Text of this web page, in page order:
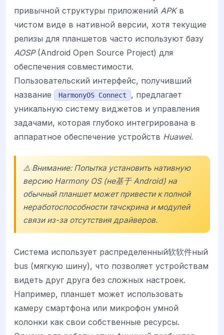
привычной структуры приложений APKв
чистом виде в нативной версии, хотя текущие
релизы для планшетов часто используют базу
AOSP(Android Open Source Project) для
обеспечения совместимости.
Пользовательский интерфейс, получивший
название
HarmonyOS Connect
, предлагает
уникальную систему виджетов и управления
задачами, которая глубоко интегрирована в
аппаратное обеспечение устройств Huawei.
⚠️ Внимание: Попытка установить нативную
версию Harmony OS (не基于 Android) на
обычный планшет может привести к полной
неработоспособности тачскрина и модулей
связи из-за отсутствия драйверов.
Система использует распределенный软软件ный
bus (мягкую шину), что позволяет устройствам
видеть друг друга без сложных настроек.
Например, планшет может использовать
камеру смартфона или микрофон умной
колонки как свои собственные ресурсы.